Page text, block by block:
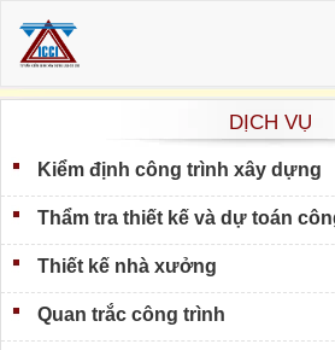
DỊCH VỤ
Kiểm định công trình xây dựng
Thẩm tra thiết kế và dự toán
Thiết kế nhà xưởng
Quan trắc công trình